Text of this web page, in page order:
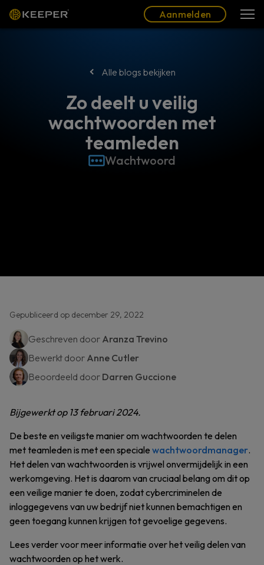
Aanmelden
Alle blogs bekijken
Zo deelt u veilig
wachtwoorden met
teamleden
Wachtwoord
Gepubliceerd op december 29, 2022
Geschreven door Aranza Trevino
Bewerkt door Anne Cutler
Beoordeeld door Darren Guccione
Bijgewerkt op 13 februari 2024.
De beste en veiligste manier om wachtwoorden te delen
met teamleden is met een speciale wachtwoordmanager.
Het delen van wachtwoorden is vrijwel onvermijdelijk in een
werkomgeving. Het is daarom van cruciaal belang om dit op
een veilige manier te doen, zodat cybercriminelen de
inloggegevens van uw bedrijf niet kunnen bemachtigen en
geen toegang kunnen krijgen tot gevoelige gegevens.
Lees verder voor meer informatie over het veilig delen van
wachtwoorden op het werk.